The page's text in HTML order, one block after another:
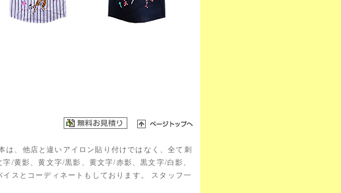
、他店と違いアイロン貼り付けではなく、全て刺
/黄影、黄文字/黒影、黄文字/赤影、黒文字/白影、
スとコーディネートもしております。 スタッフ一